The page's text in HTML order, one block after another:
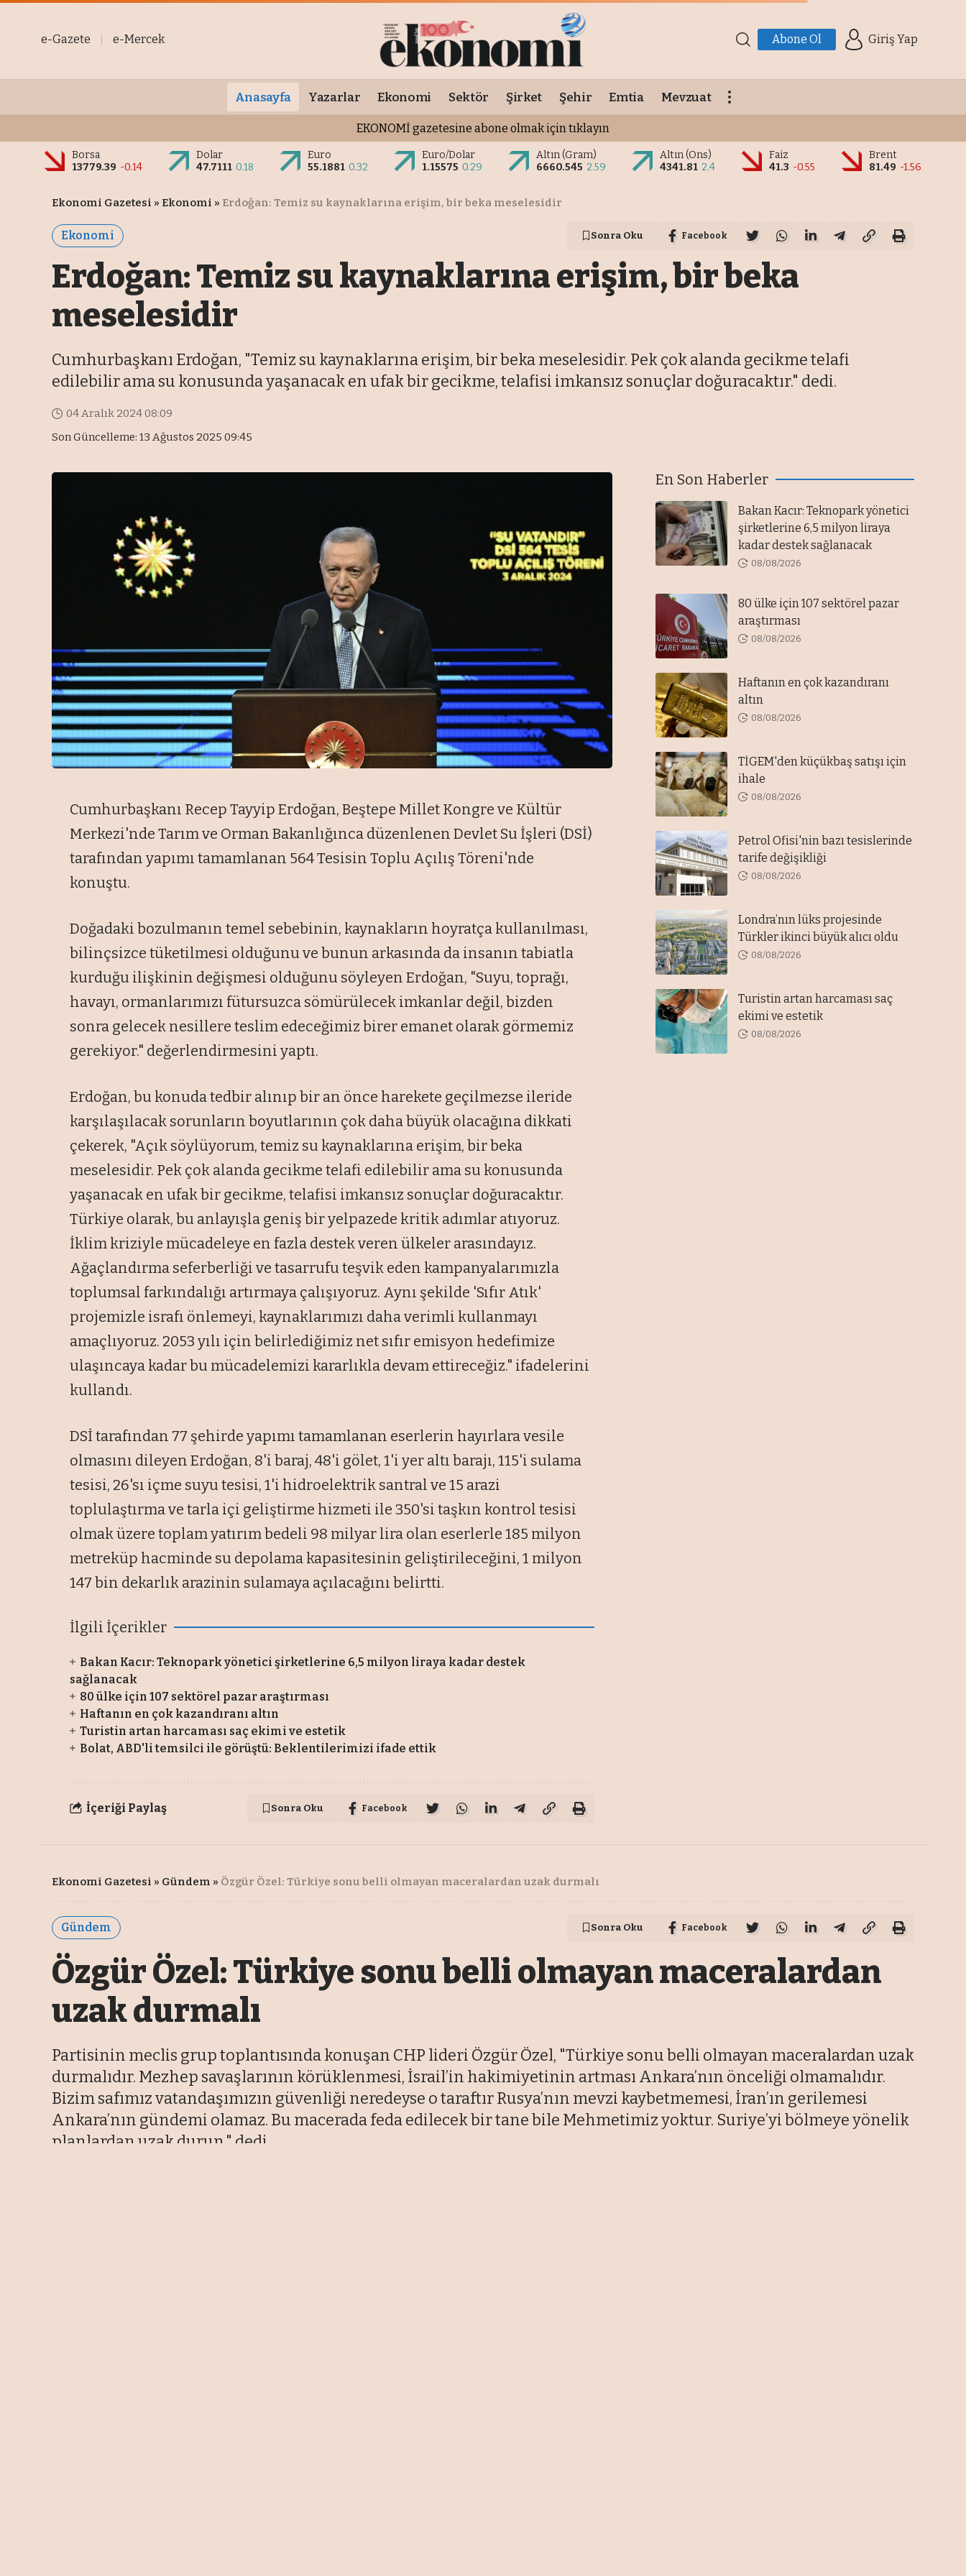
e-Gazete e-Mercek Abone Ol Giriş Yap
Anasayfa Yazarlar Ekonomi Sektör Şirket Şehir Emtia Mevzuat
EKONOMİ gazetesine abone olmak için tıklayın
Borsa
13779.39 -0.14
Dolar
47.7111 0.18
Euro
55.1881 0.32
Euro/Dolar
1.15575 0.29
Altın (Gram)
6660.545 2.59
Altın (Ons)
4341.81 2.4
Faiz
41.3 -0.55
Brent
81.49 -1.56
Ekonomi Gazetesi » Ekonomi » Erdoğan: Temiz su kaynaklarına erişim, bir beka meselesidir
Ekonomi Sonra Oku Facebook
Erdoğan: Temiz su kaynaklarına erişim, bir beka
meselesidir
Cumhurbaşkanı Erdoğan, "Temiz su kaynaklarına erişim, bir beka meselesidir. Pek çok alanda gecikme telafi
edilebilir ama su konusunda yaşanacak en ufak bir gecikme, telafisi imkansız sonuçlar doğuracaktır." dedi.
Son Güncelleme: 13 Ağustos 2025 09:45
04 Aralık 2024 08:09
Cumhurbaşkanı Recep Tayyip Erdoğan, Beştepe Millet Kongre ve Kültür
Merkezi'nde Tarım ve Orman Bakanlığınca düzenlenen Devlet Su İşleri (DSİ)
tarafından yapımı tamamlanan 564 Tesisin Toplu Açılış Töreni'nde
konuştu.
Doğadaki bozulmanın temel sebebinin, kaynakların hoyratça kullanılması,
bilinçsizce tüketilmesi olduğunu ve bunun arkasında da insanın tabiatla
kurduğu ilişkinin değişmesi olduğunu söyleyen Erdoğan, "Suyu, toprağı,
havayı, ormanlarımızı fütursuzca sömürülecek imkanlar değil, bizden
sonra gelecek nesillere teslim edeceğimiz birer emanet olarak görmemiz
gerekiyor." değerlendirmesini yaptı.
Erdoğan, bu konuda tedbir alınıp bir an önce harekete geçilmezse ileride
karşılaşılacak sorunların boyutlarının çok daha büyük olacağına dikkati
çekerek, "Açık söylüyorum, temiz su kaynaklarına erişim, bir beka
meselesidir. Pek çok alanda gecikme telafi edilebilir ama su konusunda
yaşanacak en ufak bir gecikme, telafisi imkansız sonuçlar doğuracaktır.
Türkiye olarak, bu anlayışla geniş bir yelpazede kritik adımlar atıyoruz.
İklim kriziyle mücadeleye en fazla destek veren ülkeler arasındayız.
Ağaçlandırma seferberliği ve tasarrufu teşvik eden kampanyalarımızla
toplumsal farkındalığı artırmaya çalışıyoruz. Aynı şekilde 'Sıfır Atık'
projemizle israfı önlemeyi, kaynaklarımızı daha verimli kullanmayı
amaçlıyoruz. 2053 yılı için belirlediğimiz net sıfır emisyon hedefimize
ulaşıncaya kadar bu mücadelemizi kararlıkla devam ettireceğiz." ifadelerini
kullandı.
DSİ tarafından 77 şehirde yapımı tamamlanan eserlerin hayırlara vesile
olmasını dileyen Erdoğan, 8'i baraj, 48'i gölet, 1'i yer altı barajı, 115'i sulama
tesisi, 26'sı içme suyu tesisi, 1'i hidroelektrik santral ve 15 arazi
toplulaştırma ve tarla içi geliştirme hizmeti ile 350'si taşkın kontrol tesisi
olmak üzere toplam yatırım bedeli 98 milyar lira olan eserlerle 185 milyon
metreküp hacminde su depolama kapasitesinin geliştirileceğini, 1 milyon
147 bin dekarlık arazinin sulamaya açılacağını belirtti.
İlgili İçerikler
Bakan Kacır: Teknopark yönetici şirketlerine 6,5 milyon liraya kadar destek
sağlanacak
80 ülke için 107 sektörel pazar araştırması
Haftanın en çok kazandıranı altın
Turistin artan harcaması saç ekimi ve estetik
Bolat, ABD'li temsilci ile görüştü: Beklentilerimizi ifade ettik
İçeriği Paylaş Sonra Oku Facebook
En Son Haberler
Bakan Kacır: Teknopark yönetici
şirketlerine 6,5 milyon liraya
kadar destek sağlanacak
08/08/2026
80 ülke için 107 sektörel pazar
araştırması
08/08/2026
Haftanın en çok kazandıranı
altın
08/08/2026
TİGEM'den küçükbaş satışı için
ihale
08/08/2026
Petrol Ofisi'nin bazı tesislerinde
tarife değişikliği
08/08/2026
Londra’nın lüks projesinde
Türkler ikinci büyük alıcı oldu
08/08/2026
Turistin artan harcaması saç
ekimi ve estetik
08/08/2026
Ekonomi Gazetesi » Gündem » Özgür Özel: Türkiye sonu belli olmayan maceralardan uzak durmalı
Gündem Sonra Oku Facebook
Özgür Özel: Türkiye sonu belli olmayan maceralardan
uzak durmalı
Partisinin meclis grup toplantısında konuşan CHP lideri Özgür Özel, "Türkiye sonu belli olmayan maceralardan uzak
durmalıdır. Mezhep savaşlarının körüklenmesi, İsrail’in hakimiyetinin artması Ankara’nın önceliği olmamalıdır.
Bizim safımız vatandaşımızın güvenliği neredeyse o taraftır Rusya’nın mevzi kaybetmemesi, İran’ın gerilemesi
Ankara’nın gündemi olamaz. Bu macerada feda edilecek bir tane bile Mehmetimiz yoktur. Suriye’yi bölmeye yönelik
planlardan uzak durun." dedi.